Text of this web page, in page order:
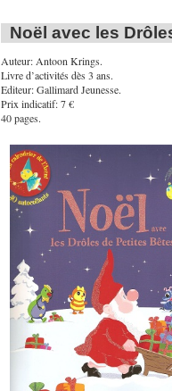
Noël avec les
Auteur: Antoon Krings.
Livre d’activités dès 3 ans.
Editeur: Gallimard Jeunesse.
Prix indicatif: 7 €
40 pages.